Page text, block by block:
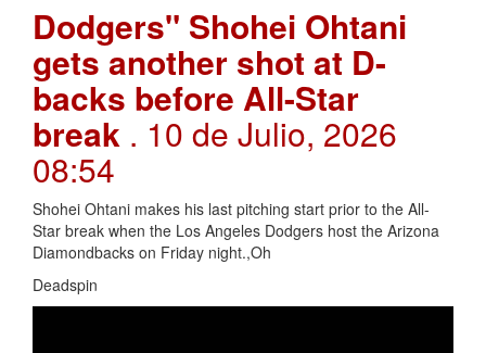
Dodgers" Shohei Ohtani
gets another shot at D-
backs before All-Star
break . 10 de Julio, 2026
08:54
Shohei Ohtani makes his last pitching start prior to the All-
Star break when the Los Angeles Dodgers host the Arizona
Diamondbacks on Friday night.,Oh
Deadspin